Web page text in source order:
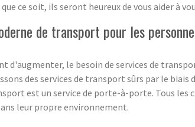
ce soit, ils seront heureux de vous aider à
de transport pour les
d'augmenter, le besoin de services de
des services de transport sûrs par le biais
est un service de porte-à-porte. Tous les
leur propre environnement.